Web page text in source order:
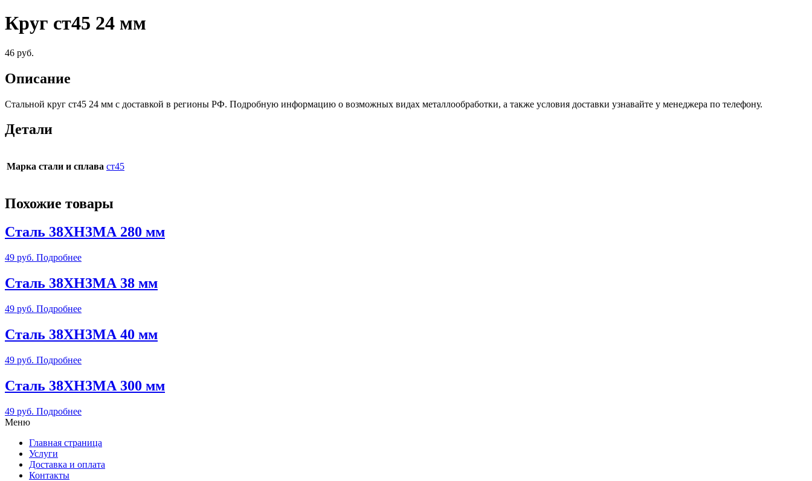
Круг ст45 24 мм
46 руб.
Описание
Стальной круг ст45 24 мм c доставкой в регионы РФ. Подробную информацию о возможных видах металлообработки, а также условия доставки узнавайте у менеджера по телефону.
Детали
Марка стали и сплава ст45
Похожие товары
Сталь 38ХН3МА 280 мм
49 руб. Подробнее
Сталь 38ХН3МА 38 мм
49 руб. Подробнее
Сталь 38ХН3МА 40 мм
49 руб. Подробнее
Сталь 38ХН3МА 300 мм
49 руб. Подробнее
Меню
Главная страница
Услуги
Доставка и оплата
Контакты